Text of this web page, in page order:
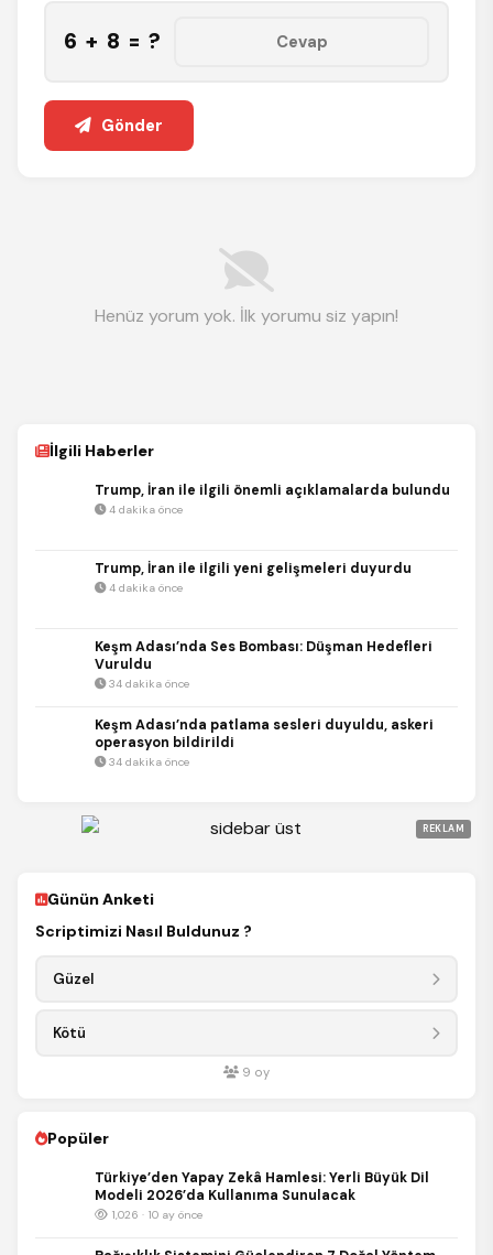
6 + 8 = ?
Gönder
Henüz yorum yok. İlk yorumu siz yapın!
İlgili Haberler
Trump, İran ile ilgili önemli açıklamalarda bulundu
4 dakika önce
Trump, İran ile ilgili yeni gelişmeleri duyurdu
4 dakika önce
Keşm Adası’nda Ses Bombası: Düşman Hedefleri
Vuruldu
34 dakika önce
Keşm Adası’nda patlama sesleri duyuldu, askeri
operasyon bildirildi
34 dakika önce
REKLAM
Günün Anketi
Scriptimizi Nasıl Buldunuz ?
Güzel
Kötü
9 oy
Popüler
Türkiye’den Yapay Zekâ Hamlesi: Yerli Büyük Dil
Modeli 2026’da Kullanıma Sunulacak
1,026 · 10 ay önce